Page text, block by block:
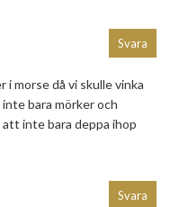
morse då vi skulle vinka
bara mörker och
inte bara deppa ihop
Svara
Svara